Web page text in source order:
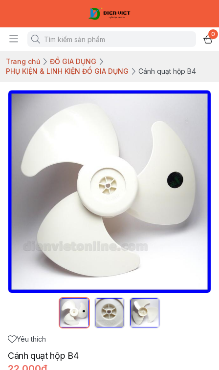
0
Trang chủ
ĐỒ GIA DỤNG
PHỤ KIỆN & LINH KIỆN ĐỒ GIA DỤNG
Cánh quạt hộp B4
Yêu thích
Cánh quạt hộp B4